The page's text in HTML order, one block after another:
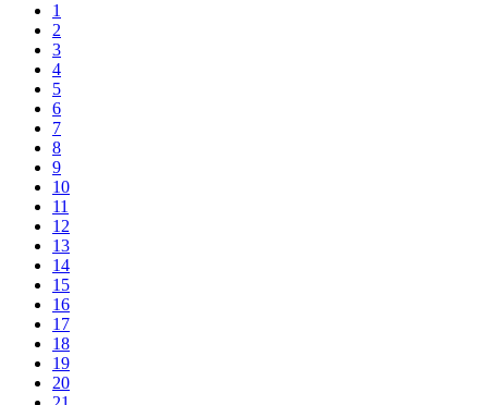
1
2
3
4
5
6
7
8
9
10
11
12
13
14
15
16
17
18
19
20